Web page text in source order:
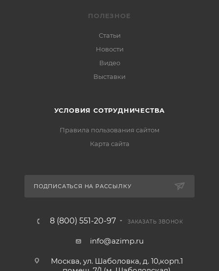
ПОЛЕЗНОЕ
Статьи
Новости
Видео
Выставки
УСЛОВИЯ СОТРУДНИЧЕСТВА
Правила пользования сайтом
Карта сайта
ПОДПИСАТЬСЯ НА РАССЫЛКУ
8 (800) 551-20-97 ЗАКАЗАТЬ ЗВОНОК
info@azimp.ru
Москва, ул. Шаболовка, д. 10,корп.1